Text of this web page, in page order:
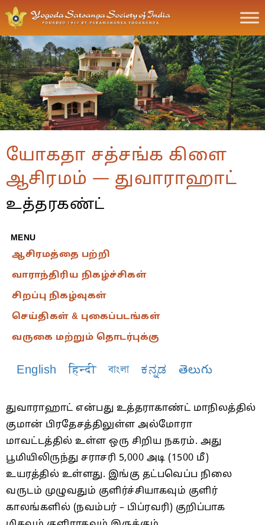
யோகதா சத்சங்க கிளை
ஆசிரமம் — துவாராஹாட்
உத்தரகண்ட்
MENU
ஆசிரமத்தை பற்றி
வாராந்திரிய நிகழ்ச்சிகள்
சிறப்பு நிகழ்வுகள்
செய்திகள் & புகைப்படங்கள்
வருகை மற்றும் தொடர்புக்கு
English हिन्दी বাংলা ಕನ್ನಡ తెలుగు
துவாராஹாட் என்பது உத்தராகாண்ட் மாநிலத்தில்
குமான் பிரதேசத்திலுள்ள அல்மோரா
மாவட்டத்தில் உள்ள ஒரு சிறிய நகரம். அது
பூமியிலிருந்து சராசரி 5,000 அடி (1500 மீ)
உயரத்தில் உள்ளது. இங்கு தட்பவெப்ப நிலை
வருடம் முழுவதும் குளிர்ச்சியாகவும் குளிர்
காலங்களில் (நவம்பர் – பிப்ரவரி) குறிப்பாக